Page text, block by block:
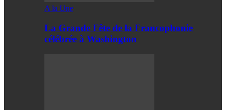
A la Une
La Grande Fête de la Francophonie
célébrée à Washington